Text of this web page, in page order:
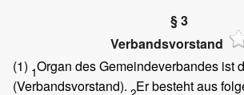
§ 3
Verbandsvorstand
(1) 1Organ des Gemeindeverbandes ist
(Verbandsvorstand). Er besteht aus